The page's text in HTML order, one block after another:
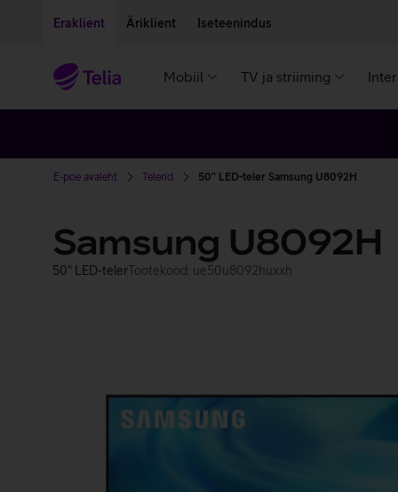
Eraklient Äriklient Iseteenindus
Mobiil TV ja striiming
E-poe avaleht Telerid 50" LED-teler Samsung U8092H
Samsung U8092H
50" LED-telerTootekood: ue50u8092huxxh